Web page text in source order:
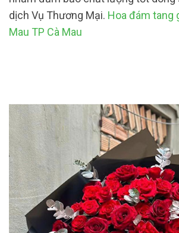
dịch Vụ Thương Mại. Hoa đám tang
Mau TP Cà Mau